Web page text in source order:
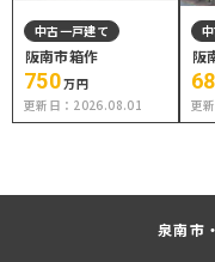
中古一戸建て
阪南市箱作
750万円
更新日： 2026.08.01
阪
更
泉南市